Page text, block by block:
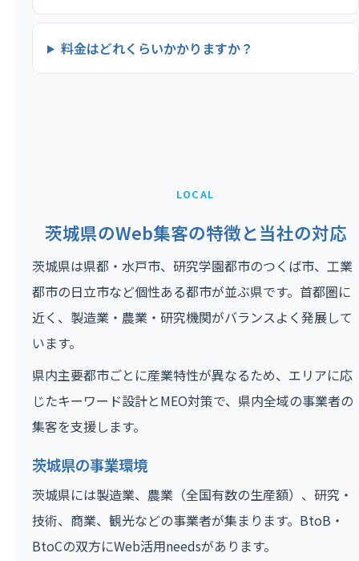
料金はどれくらいかかりますか？
LOCAL
茨城県のWeb集客の特徴と当社の対応
茨城県は県都・水戸市、研究学園都市のつくば市、工業
都市の日立市など個性ある都市が並ぶ県です。首都圏に
近く、製造業・農業・研究機関がバランスよく発展して
います。
県内主要都市ごとに産業特性が異なるため、エリアに応
じたキーワード設計とMEO対策で、県内全域の事業者の
集客を支援します。
茨城県の事業環境
茨城県には製造業、農業（全国有数の生産額）、研究・
技術、商業、観光などの事業者が集まります。BtoB・
BtoCの双方にWeb活用needsがあります。